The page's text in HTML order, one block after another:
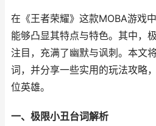
在《王者荣耀》这款MOBA游戏
能够凸显其特点与特色。其中，
注目，充满了幽默与讽刺。本文
词，并分享一些实用的玩法攻略
位英雄。
一、极限小丑台词解析